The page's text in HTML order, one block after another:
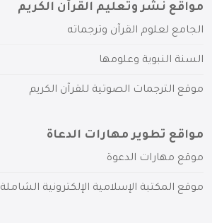
مواقع نشر وتعليم القرآن الكريم
الجامع لعلوم القرآن وترجماته
السنة النبوية وعلومها
موقع الترجمات الصوتية للقرآن الكريم
مواقع تطوير مهارات الدعاة
موقع مهارات الدعوة
موقع المكتبة الإسلامية الإلكترونية الشاملة